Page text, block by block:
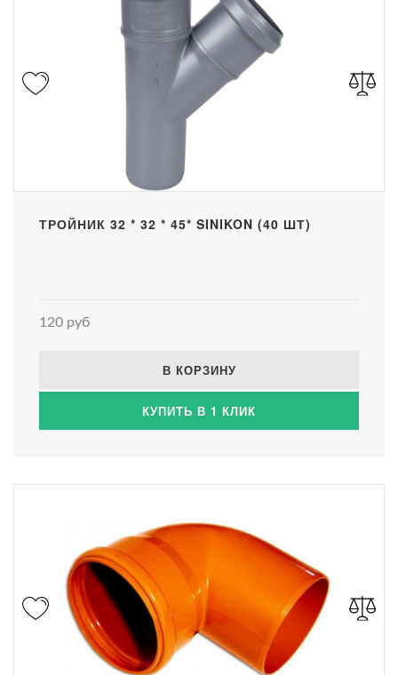
ТРОЙНИК 32 * 32 * 45* SINIKON (40 ШТ)
120 руб
В КОРЗИНУ
КУПИТЬ В 1 КЛИК